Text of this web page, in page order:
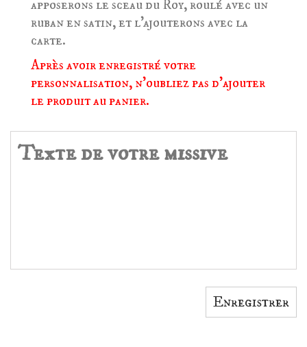
apposerons le sceau du Roy, roulé avec un
ruban en satin, et l'ajouterons avec la
carte.
Après avoir enregistré votre
personnalisation, n'oubliez pas d'ajouter
le produit au panier.
Enregistrer